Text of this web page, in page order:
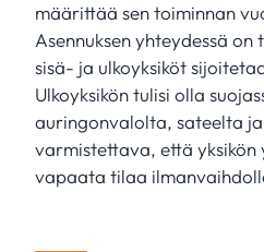
määrittää sen toiminnan
Asennuksen yhteydessä
sisä- ja ulkoyksiköt
Ulkoyksikön tulisi olla
auringonvalolta, sateelta
varmistettava, että
vapaata tilaa